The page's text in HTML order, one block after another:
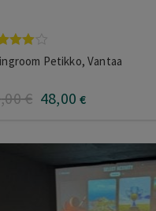
Petikko, Vantaa
,00€ 48,00 €